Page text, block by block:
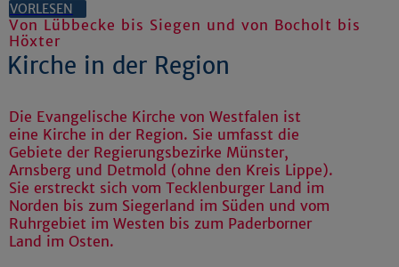
VORLESEN
Von Lübbecke bis Siegen und von Bocholt bis
Höxter
Kirche in der Region
Die Evangelische Kirche von Westfalen ist
eine Kirche in der Region. Sie umfasst die
Gebiete der Regierungsbezirke Münster,
Arnsberg und Detmold (ohne den Kreis Lippe).
Sie erstreckt sich vom Tecklenburger Land im
Norden bis zum Siegerland im Süden und vom
Ruhrgebiet im Westen bis zum Paderborner
Land im Osten.